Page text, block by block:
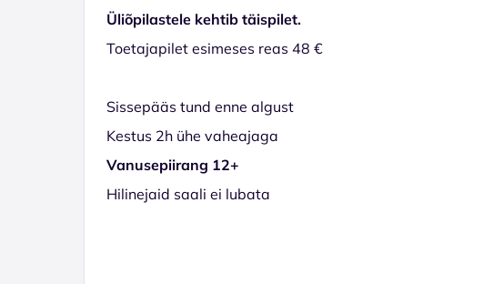
Üliõpilastele kehtib täispilet.
Toetajapilet esimeses reas 48 €
Sissepääs tund enne algust
Kestus 2h ühe vaheajaga
Vanusepiirang 12+
Hilinejaid saali ei lubata